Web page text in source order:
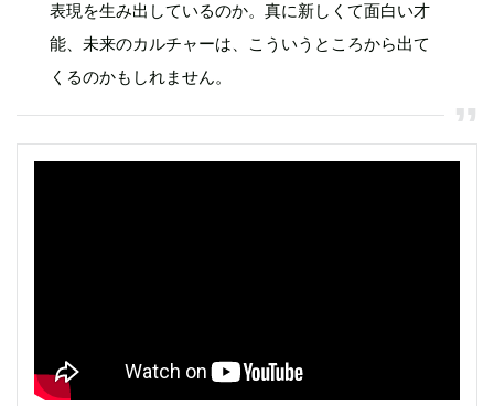
表現を生み出しているのか。真に新しくて面白い才
能、未来のカルチャーは、こういうところから出て
くるのかもしれません。